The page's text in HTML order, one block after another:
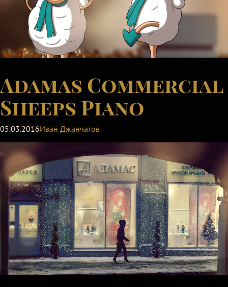
Adamas Commercial
Sheeps Piano
05.03.2016Иван Джанчатов